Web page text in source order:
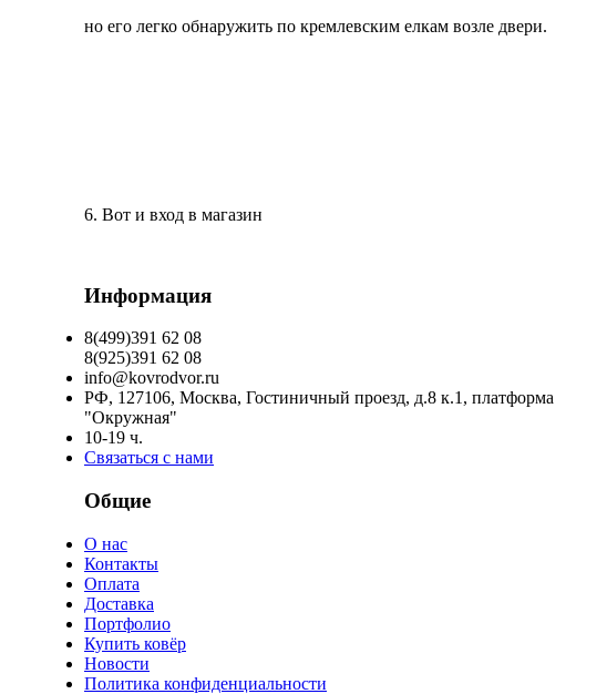
но его легко обнаружить по кремлевским елкам возле двери.
6. Вот и вход в магазин
Информация
8(499)391 62 08
8(925)391 62 08
info@kovrodvor.ru
РФ, 127106, Москва, Гостиничный проезд, д.8 к.1, платформа
"Окружная"
10-19 ч.
Связаться с нами
Общие
О нас
Контакты
Оплата
Доставка
Портфолио
Купить ковёр
Новости
Политика конфиденциальности